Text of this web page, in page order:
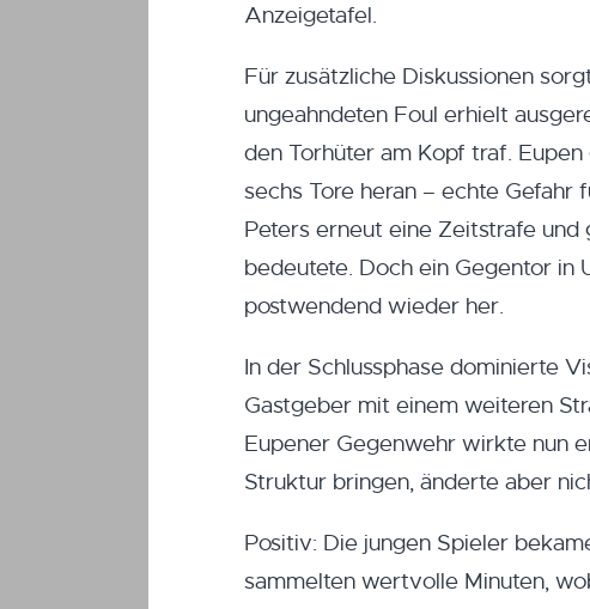
Anzeigetafel.
Für zusätzliche Diskussionen
ungeahndeten Foul erhielt
den Torhüter am Kopf traf.
sechs Tore heran – echte Gefahr
Peters erneut eine Zeitstrafe
bedeutete. Doch ein Gegentor in
postwendend wieder her.
In der Schlussphase dominierte
Gastgeber mit einem weiteren
Eupener Gegenwehr wirkte nun
Struktur bringen, änderte aber
Positiv: Die jungen Spieler
sammelten wertvolle Minuten,